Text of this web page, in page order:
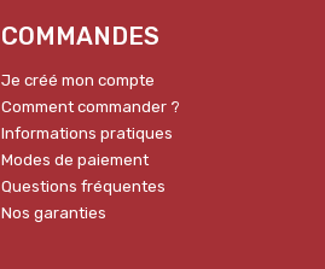
COMMANDES
Je créé mon compte
Comment commander ?
Informations pratiques
Modes de paiement
Questions fréquentes
Nos garanties